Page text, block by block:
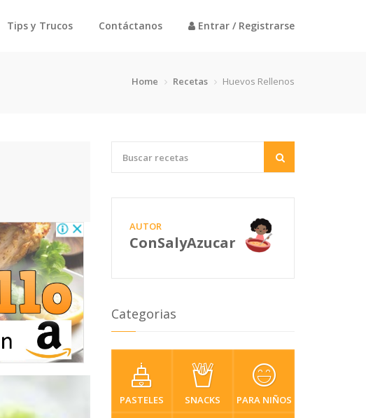
Tips y Trucos Contáctanos Entrar / Registrarse
Home Recetas Huevos Rellenos
AUTOR
ConSalyAzucar
Categorias
PASTELES SNACKS PARA NIÑOS